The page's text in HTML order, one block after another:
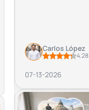
Carlos López
4.28
07-13-2026